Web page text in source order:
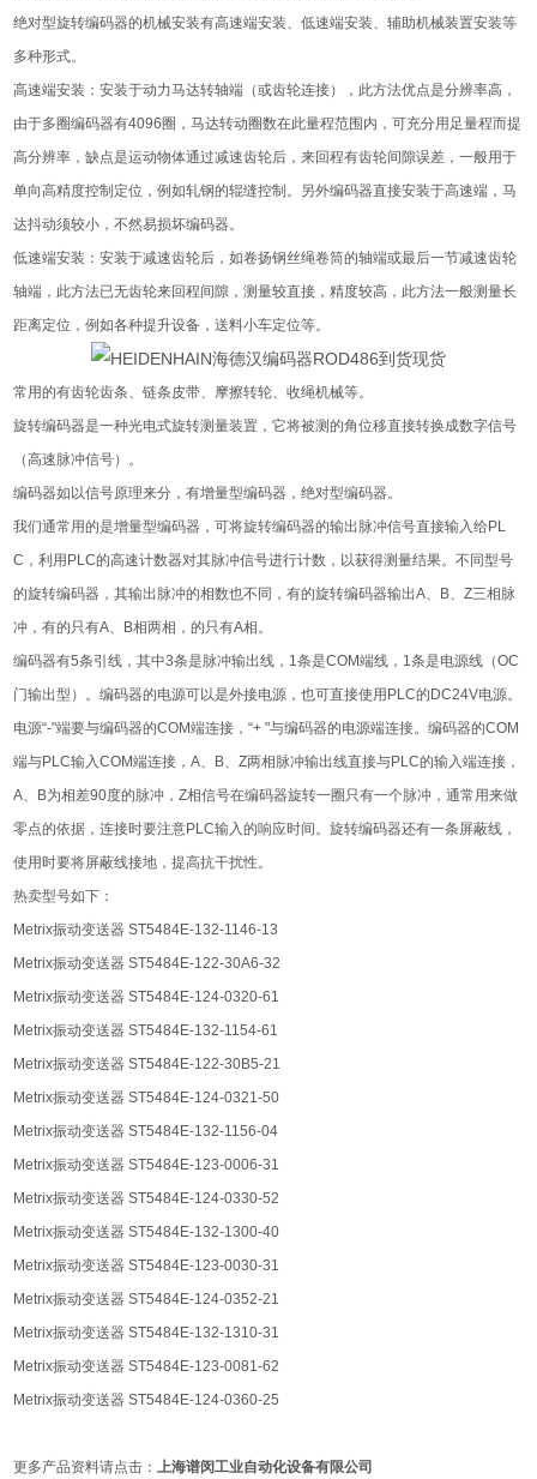
绝对型旋转编码器的机械安装有高速端安装、低速端安装、辅助机械装置安装等
多种形式。
高速端安装：安装于动力马达转轴端（或齿轮连接），此方法优点是分辨率高，
由于多圈编码器有4096圈，马达转动圈数在此量程范围内，可充分用足量程而提
高分辨率，缺点是运动物体通过减速齿轮后，来回程有齿轮间隙误差，一般用于
单向高精度控制定位，例如轧钢的辊缝控制。另外编码器直接安装于高速端，马
达抖动须较小，不然易损坏编码器。
低速端安装：安装于减速齿轮后，如卷扬钢丝绳卷筒的轴端或最后一节减速齿轮
轴端，此方法已无齿轮来回程间隙，测量较直接，精度较高，此方法一般测量长
距离定位，例如各种提升设备，送料小车定位等。
常用的有齿轮齿条、链条皮带、摩擦转轮、收绳机械等。
旋转编码器是一种光电式旋转测量装置，它将被测的角位移直接转换成数字信号
（高速脉冲信号）。
编码器如以信号原理来分，有增量型编码器，绝对型编码器。
我们通常用的是增量型编码器，可将旋转编码器的输出脉冲信号直接输入给PL
C，利用PLC的高速计数器对其脉冲信号进行计数，以获得测量结果。不同型号
的旋转编码器，其输出脉冲的相数也不同，有的旋转编码器输出A、B、Z三相脉
冲，有的只有A、B相两相，的只有A相。
编码器有5条引线，其中3条是脉冲输出线，1条是COM端线，1条是电源线（OC
门输出型）。编码器的电源可以是外接电源，也可直接使用PLC的DC24V电源。
电源“-"端要与编码器的COM端连接，“+ "与编码器的电源端连接。编码器的COM
端与PLC输入COM端连接，A、B、Z两相脉冲输出线直接与PLC的输入端连接，
A、B为相差90度的脉冲，Z相信号在编码器旋转一圈只有一个脉冲，通常用来做
零点的依据，连接时要注意PLC输入的响应时间。旋转编码器还有一条屏蔽线，
使用时要将屏蔽线接地，提高抗干扰性。
热卖型号如下：
Metrix振动变送器 ST5484E-132-1146-13
Metrix振动变送器 ST5484E-122-30A6-32
Metrix振动变送器 ST5484E-124-0320-61
Metrix振动变送器 ST5484E-132-1154-61
Metrix振动变送器 ST5484E-122-30B5-21
Metrix振动变送器 ST5484E-124-0321-50
Metrix振动变送器 ST5484E-132-1156-04
Metrix振动变送器 ST5484E-123-0006-31
Metrix振动变送器 ST5484E-124-0330-52
Metrix振动变送器 ST5484E-132-1300-40
Metrix振动变送器 ST5484E-123-0030-31
Metrix振动变送器 ST5484E-124-0352-21
Metrix振动变送器 ST5484E-132-1310-31
Metrix振动变送器 ST5484E-123-0081-62
Metrix振动变送器 ST5484E-124-0360-25
更多产品资料请点击：上海谱闵工业自动化设备有限公司